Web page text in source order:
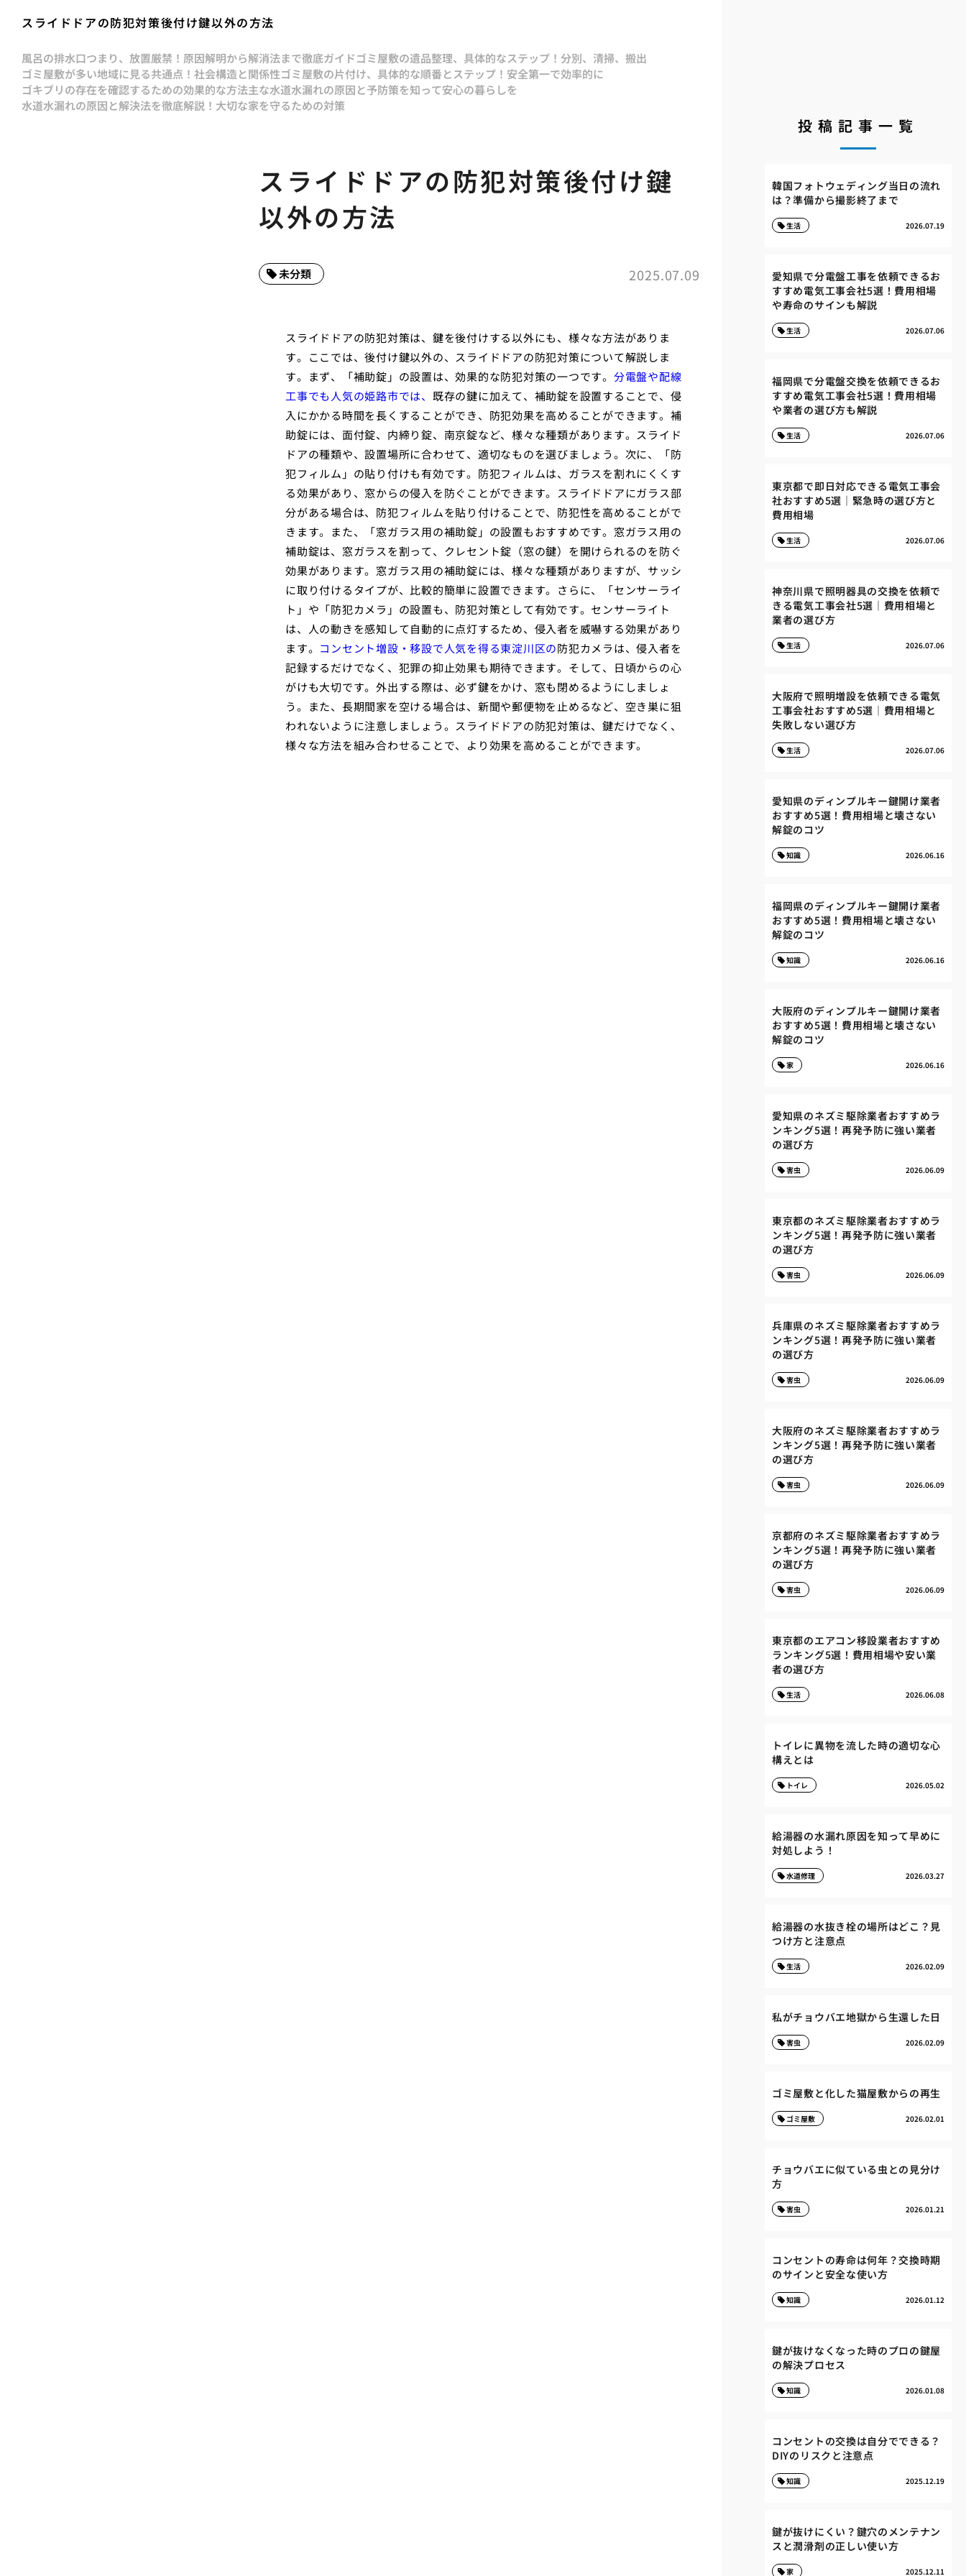
スライドドアの防犯対策後付け鍵以外の方法
風呂の排水口つまり、放置厳禁！原因解明から解消法まで徹底ガイドゴミ屋敷の遺品整理、具体的なステップ！分別、清掃、搬出
ゴミ屋敷が多い地域に見る共通点！社会構造と関係性ゴミ屋敷の片付け、具体的な順番とステップ！安全第一で効率的に
ゴキブリの存在を確認するための効果的な方法主な水道水漏れの原因と予防策を知って安心の暮らしを
水道水漏れの原因と解決法を徹底解説！大切な家を守るための対策
スライドドアの防犯対策後付け鍵
以外の方法
2025.07.09
未分類
スライドドアの防犯対策は、鍵を後付けする以外にも、様々な方法がありま
す。ここでは、後付け鍵以外の、スライドドアの防犯対策について解説しま
す。まず、「補助錠」の設置は、効果的な防犯対策の一つです。 分電盤や配線
工事でも人気の姫路市では、 既存の鍵に加えて、補助錠を設置することで、侵
入にかかる時間を長くすることができ、防犯効果を高めることができます。補
助錠には、面付錠、内締り錠、南京錠など、様々な種類があります。スライド
ドアの種類や、設置場所に合わせて、適切なものを選びましょう。次に、「防
犯フィルム」の貼り付けも有効です。防犯フィルムは、ガラスを割れにくくす
る効果があり、窓からの侵入を防ぐことができます。スライドドアにガラス部
分がある場合は、防犯フィルムを貼り付けることで、防犯性を高めることがで
きます。また、「窓ガラス用の補助錠」の設置もおすすめです。窓ガラス用の
補助錠は、窓ガラスを割って、クレセント錠（窓の鍵）を開けられるのを防ぐ
効果があります。窓ガラス用の補助錠には、様々な種類がありますが、サッシ
に取り付けるタイプが、比較的簡単に設置できます。さらに、「センサーライ
ト」や「防犯カメラ」の設置も、防犯対策として有効です。センサーライト
は、人の動きを感知して自動的に点灯するため、侵入者を威嚇する効果があり
ます。 コンセント増設・移設で人気を得る東淀川区の防犯カメラは、侵入者を
記録するだけでなく、犯罪の抑止効果も期待できます。そして、日頃からの心
がけも大切です。外出する際は、必ず鍵をかけ、窓も閉めるようにしましょ
う。また、長期間家を空ける場合は、新聞や郵便物を止めるなど、空き巣に狙
われないように注意しましょう。スライドドアの防犯対策は、鍵だけでなく、
様々な方法を組み合わせることで、より効果を高めることができます。
投稿記事一覧
韓国フォトウェディング当日の流れ
は？準備から撮影終了まで
2026.07.19
生活
愛知県で分電盤工事を依頼できるお
すすめ電気工事会社5選！費用相場
や寿命のサインも解説
2026.07.06
生活
福岡県で分電盤交換を依頼できるお
すすめ電気工事会社5選！費用相場
や業者の選び方も解説
2026.07.06
生活
東京都で即日対応できる電気工事会
社おすすめ5選｜緊急時の選び方と
費用相場
2026.07.06
生活
神奈川県で照明器具の交換を依頼で
きる電気工事会社5選｜費用相場と
業者の選び方
2026.07.06
生活
大阪府で照明増設を依頼できる電気
工事会社おすすめ5選｜費用相場と
失敗しない選び方
2026.07.06
生活
愛知県のディンプルキー鍵開け業者
おすすめ5選！費用相場と壊さない
解錠のコツ
2026.06.16
知識
福岡県のディンプルキー鍵開け業者
おすすめ5選！費用相場と壊さない
解錠のコツ
2026.06.16
知識
大阪府のディンプルキー鍵開け業者
おすすめ5選！費用相場と壊さない
解錠のコツ
2026.06.16
家
愛知県のネズミ駆除業者おすすめラ
ンキング5選！再発予防に強い業者
の選び方
2026.06.09
害虫
東京都のネズミ駆除業者おすすめラ
ンキング5選！再発予防に強い業者
の選び方
2026.06.09
害虫
兵庫県のネズミ駆除業者おすすめラ
ンキング5選！再発予防に強い業者
の選び方
2026.06.09
害虫
大阪府のネズミ駆除業者おすすめラ
ンキング5選！再発予防に強い業者
の選び方
2026.06.09
害虫
京都府のネズミ駆除業者おすすめラ
ンキング5選！再発予防に強い業者
の選び方
2026.06.09
害虫
東京都のエアコン移設業者おすすめ
ランキング5選！費用相場や安い業
者の選び方
2026.06.08
生活
トイレに異物を流した時の適切な心
構えとは
2026.05.02
トイレ
給湯器の水漏れ原因を知って早めに
対処しよう！
2026.03.27
水道修理
給湯器の水抜き栓の場所はどこ？見
つけ方と注意点
2026.02.09
生活
私がチョウバエ地獄から生還した日
2026.02.09
害虫
ゴミ屋敷と化した猫屋敷からの再生
2026.02.01
ゴミ屋敷
チョウバエに似ている虫との見分け
方
2026.01.21
害虫
コンセントの寿命は何年？交換時期
のサインと安全な使い方
2026.01.12
知識
鍵が抜けなくなった時のプロの鍵屋
の解決プロセス
2026.01.08
知識
コンセントの交換は自分でできる？
DIYのリスクと注意点
2025.12.19
知識
鍵が抜けにくい？鍵穴のメンテナン
スと潤滑剤の正しい使い方
2025.12.11
家